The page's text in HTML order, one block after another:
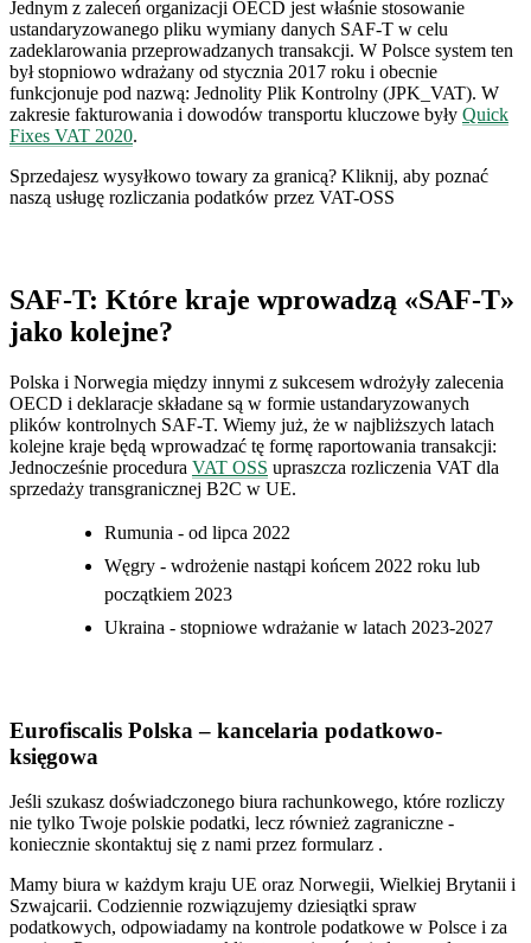
Jednym z zaleceń organizacji OECD jest właśnie stosowanie
ustandaryzowanego pliku wymiany danych SAF-T w celu
zadeklarowania przeprowadzanych transakcji. W Polsce system ten
był stopniowo wdrażany od stycznia 2017 roku i obecnie
funkcjonuje pod nazwą: Jednolity Plik Kontrolny (JPK_VAT). W
zakresie fakturowania i dowodów transportu kluczowe były Quick
Fixes VAT 2020.
Sprzedajesz wysyłkowo towary za granicą? Kliknij, aby poznać
naszą usługę rozliczania podatków przez VAT-OSS
SAF-T: Które kraje wprowadzą «SAF-T»
jako kolejne?
Polska i Norwegia między innymi z sukcesem wdrożyły zalecenia
OECD i deklaracje składane są w formie ustandaryzowanych
plików kontrolnych SAF-T. Wiemy już, że w najbliższych latach
kolejne kraje będą wprowadzać tę formę raportowania transakcji:
Jednocześnie procedura VAT OSS upraszcza rozliczenia VAT dla
sprzedaży transgranicznej B2C w UE.
Rumunia - od lipca 2022
Węgry - wdrożenie nastąpi końcem 2022 roku lub
początkiem 2023
Ukraina - stopniowe wdrażanie w latach 2023-2027
Eurofiscalis Polska – kancelaria podatkowo-
księgowa
Jeśli szukasz doświadczonego biura rachunkowego, które rozliczy
nie tylko Twoje polskie podatki, lecz również zagraniczne -
koniecznie skontaktuj się z nami przez formularz .
Mamy biura w każdym kraju UE oraz Norwegii, Wielkiej Brytanii i
Szwajcarii. Codziennie rozwiązujemy dziesiątki spraw
podatkowych, odpowiadamy na kontrole podatkowe w Polsce i za